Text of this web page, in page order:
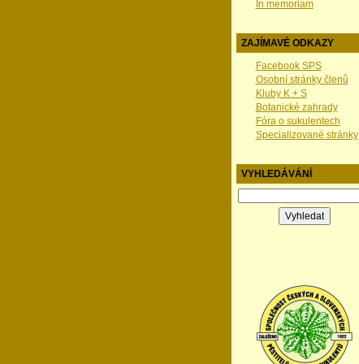
In memoriam
ZAJÍMAVÉ ODKAZY
Facebook SPS
Osobní stránky členů
Kluby K + S
Botanické zahrady
Fóra o sukulentech
Specializované stránky
VYHLEDÁVÁNÍ